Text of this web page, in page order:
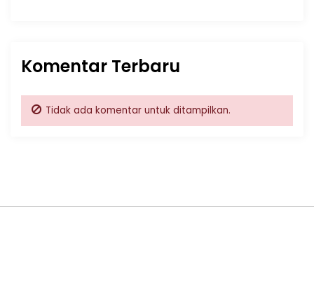
Komentar Terbaru
Tidak ada komentar untuk ditampilkan.